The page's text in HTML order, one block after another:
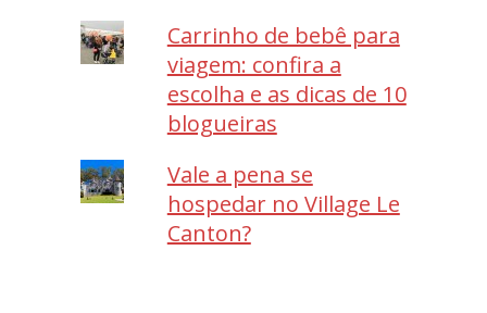
Carrinho de bebê para
viagem: confira a
escolha e as dicas de 10
blogueiras
Vale a pena se
hospedar no Village Le
Canton?